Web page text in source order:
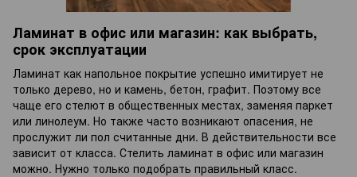
Ламинат в офис или магазин: как выбрать,
срок эксплуатации
Ламинат как напольное покрытие успешно имитирует не
только дерево, но и камень, бетон, графит. Поэтому все
чаще его стелют в общественных местах, заменяя паркет
или линолеум. Но также часто возникают опасения, не
прослужит ли пол считанные дни. В действительности все
зависит от класса. Стелить ламинат в офис или магазин
можно. Нужно только подобрать правильный класс.